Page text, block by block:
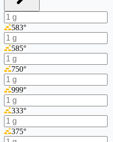
583°
585°
750°
999°
333°
375°